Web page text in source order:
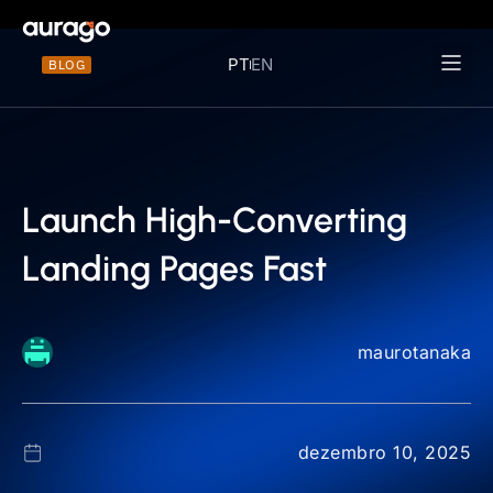
BLOG PTEN
Launch High-Converting
Landing Pages Fast
maurotanaka
dezembro 10, 2025